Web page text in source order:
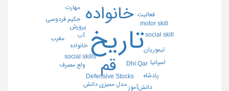
تاریخ
خانواده
قم
Defensive Stocks
Dhi Qar
motor skill
social skill
social skills
پرورش
تیموریان
خانواده
فعالیت
مدل ممیزی دانش
ولع مصرف
آب
اسپانیا
پادشاه
حکیم فردوسی
دانش‌آموز
مغرب
مهارت